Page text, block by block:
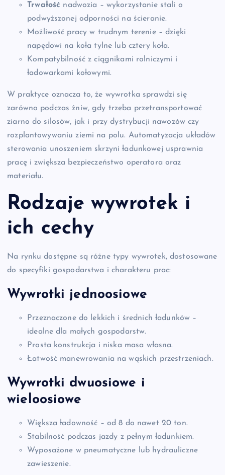
Trwałość nadwozia – wykorzystanie stali o
podwyższonej odporności na ścieranie.
Możliwość pracy w trudnym terenie – dzięki
napędowi na koła tylne lub cztery koła.
Kompatybilność z ciągnikami rolniczymi i
ładowarkami kołowymi.
W praktyce oznacza to, że wywrotka sprawdzi się
zarówno podczas żniw, gdy trzeba przetransportować
ziarno do silosów, jak i przy dystrybucji nawozów czy
rozplantowywaniu ziemi na polu. Automatyzacja układów
sterowania unoszeniem skrzyni ładunkowej usprawnia
pracę i zwiększa bezpieczeństwo operatora oraz
materiału.
Rodzaje wywrotek i
ich cechy
Na rynku dostępne są różne typy wywrotek, dostosowane
do specyfiki gospodarstwa i charakteru prac:
Wywrotki jednoosiowe
Przeznaczone do lekkich i średnich ładunków –
idealne dla małych gospodarstw.
Prosta konstrukcja i niska masa własna.
Łatwość manewrowania na wąskich przestrzeniach.
Wywrotki dwuosiowe i
wieloosiowe
Większa ładowność – od 8 do nawet 20 ton.
Stabilność podczas jazdy z pełnym ładunkiem.
Wyposażone w pneumatyczne lub hydrauliczne
zawieszenie.